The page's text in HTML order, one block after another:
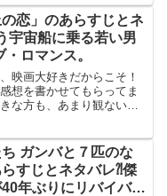
3月17日公開（117分）パニ
の恋」のあらすじとネ
宇宙船に乗る若い男
ロマンス。
映画大好きだからこそ！
想を書かせてもらってま
方も、あまり観ない方
年製作（20分）違う宇
ち ガンバと７匹のな
すじとネタバレ⁈傑
年ぶりにリバイバ